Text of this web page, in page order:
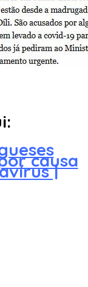
causa
|